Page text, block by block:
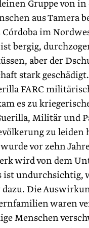
Gruppe von
aus Tamera
im
bergig,
aber der
stark
FARC
es zu
Militär und
zu leiden
vor zehn
wird von dem
ist undurchsichtig,
Die
waren
Menschen